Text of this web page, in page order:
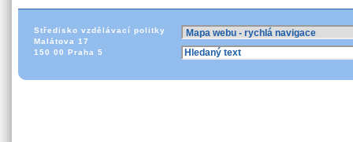
Středisko vzdělávací politky
Malátova 17
150 00 Praha 5